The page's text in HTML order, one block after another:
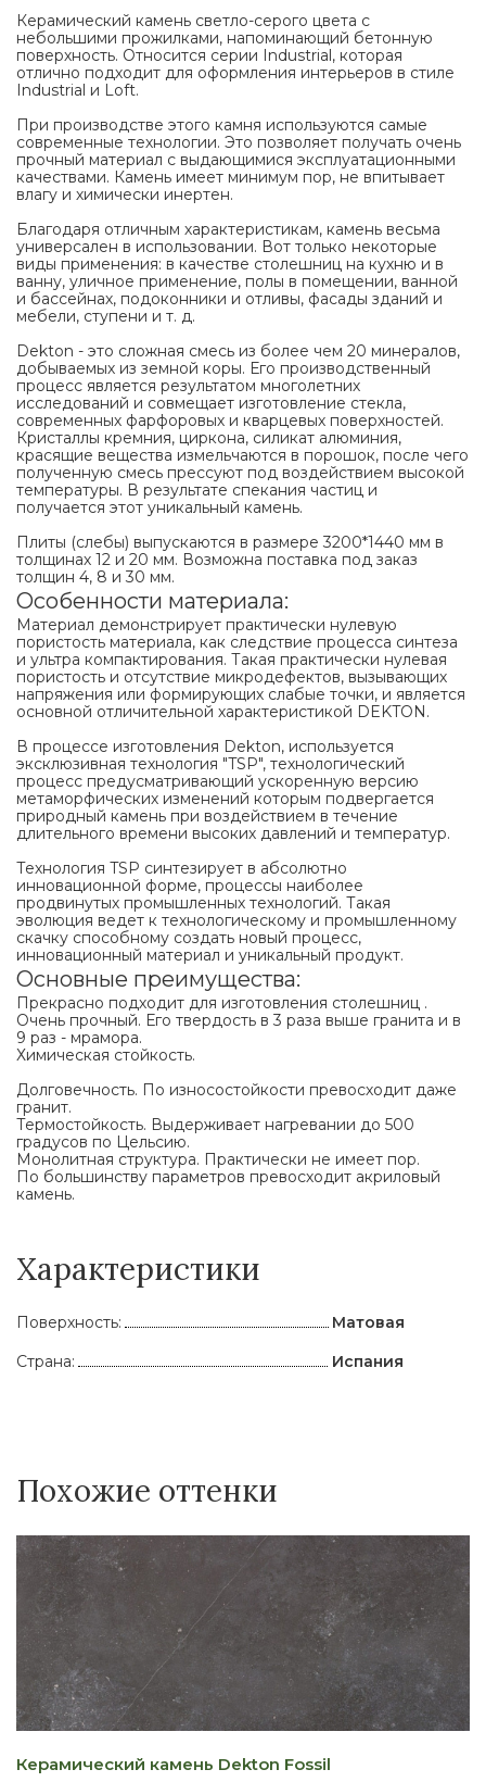
Керамический камень светло-серого цвета с
небольшими прожилками, напоминающий бетонную
поверхность. Относится серии Industrial, которая
отлично подходит для оформления интерьеров в стиле
Industrial и Loft.
При производстве этого камня используются самые
современные технологии. Это позволяет получать очень
прочный материал с выдающимися эксплуатационными
качествами. Камень имеет минимум пор, не впитывает
влагу и химически инертен.
Благодаря отличным характеристикам, камень весьма
универсален в использовании. Вот только некоторые
виды применения: в качестве столешниц на кухню и в
ванну, уличное применение, полы в помещении, ванной
и бассейнах, подоконники и отливы, фасады зданий и
мебели, ступени и т. д.
Dekton - это сложная смесь из более чем 20 минералов,
добываемых из земной коры. Его производственный
процесс является результатом многолетних
исследований и совмещает изготовление стекла,
современных фарфоровых и кварцевых поверхностей.
Кристаллы кремния, циркона, силикат алюминия,
красящие вещества измельчаются в порошок, после чего
полученную смесь прессуют под воздействием высокой
температуры. В результате спекания частиц и
получается этот уникальный камень.
Плиты (слебы) выпускаются в размере 3200*1440 мм в
толщинах 12 и 20 мм. Возможна поставка под заказ
толщин 4, 8 и 30 мм.
Особенности материала:
Материал демонстрирует практически нулевую
пористость материала, как следствие процесса синтеза
и ультра компактирования. Такая практически нулевая
пористость и отсутствие микродефектов, вызывающих
напряжения или формирующих слабые точки, и является
основной отличительной характеристикой DEKTON.
В процессе изготовления Dekton, используется
эксклюзивная технология "TSP", технологический
процесс предусматривающий ускоренную версию
метаморфических изменений которым подвергается
природный камень при воздействием в течение
длительного времени высоких давлений и температур.
Технология TSP синтезирует в абсолютно
инновационной форме, процессы наиболее
продвинутых промышленных технологий. Такая
эволюция ведет к технологическому и промышленному
скачку способному создать новый процесс,
инновационный материал и уникальный продукт.
Основные преимущества:
Прекрасно подходит для изготовления столешниц .
Очень прочный. Его твердость в 3 раза выше гранита и в
9 раз - мрамора.
Химическая стойкость.
Долговечность. По износостойкости превосходит даже
гранит.
Термостойкость. Выдерживает нагревании до 500
градусов по Цельсию.
Монолитная структура. Практически не имеет пор.
По большинству параметров превосходит акриловый
камень.
Характеристики
Поверхность:
Матовая
Страна:
Испания
Похожие оттенки
Керамический камень Dekton Fossil